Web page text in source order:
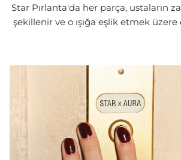
Star Pırlanta'da her parça, ustaların
şekillenir ve o ışığa eşlik etmek üzere